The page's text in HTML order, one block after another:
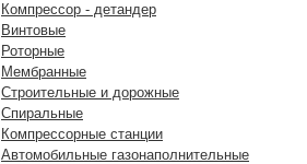
Компрессор - детандер
Винтовые
Роторные
Мембранные
Строительные и дорожные
Спиральные
Компрессорные станции
Автомобильные газонаполнительные